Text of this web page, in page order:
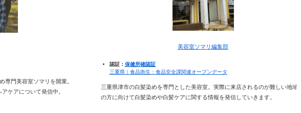
専門美容室ソマリを開業。
ケアについて発信中。
美容室ソマリ編集部
認証： 保健所確認証
三重県｜食品衛生：食品安全課関連オープンデータ
三重県津市の白髪染めを専門とした美容室。実際に来店されるのが難しい地域外
の方に向けて白髪染めや白髪ケアに関する情報を発信していきます。